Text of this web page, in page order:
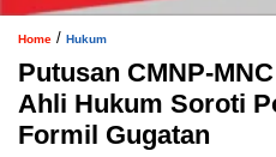
Home / Hukum
Putusan CMNP-
Ahli Hukum Soroti
Formil Gugatan